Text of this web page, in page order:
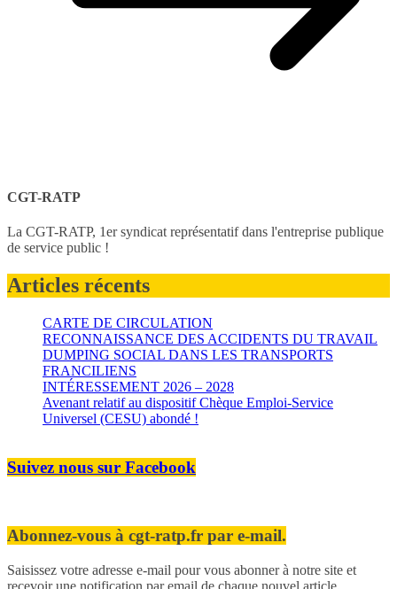
CGT-RATP
La CGT-RATP, 1er syndicat représentatif dans l'entreprise publique
de service public !
Articles récents
CARTE DE CIRCULATION
RECONNAISSANCE DES ACCIDENTS DU TRAVAIL
DUMPING SOCIAL DANS LES TRANSPORTS
FRANCILIENS
INTÉRESSEMENT 2026 – 2028
Avenant relatif au dispositif Chèque Emploi-Service
Universel (CESU) abondé !
Suivez nous sur Facebook
Abonnez-vous à cgt-ratp.fr par e-mail.
Saisissez votre adresse e-mail pour vous abonner à notre site et
recevoir une notification par email de chaque nouvel article.